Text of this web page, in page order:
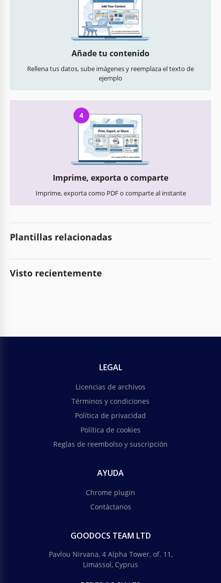
Añade tu contenido
Rellena tus datos, sube imágenes y reemplaza el texto de
ejemplo
4
Imprime, exporta o comparte
Imprime, exporta como PDF o comparte al instante
Plantillas relacionadas
Visto recientemente
LEGAL
Licencias de archivos
Términos y condiciones
Política de privacidad
Política de cookies
Reglas de reembolso y suscripción
AYUDA
Chrome plugin
Contáctanos
GOODOCS TEAM LTD
Pavlou Nirvana, 4 Alpha Tower, of. 11,
Limassol, Cyprus